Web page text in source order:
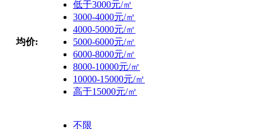
均价:
低于3000元/㎡
3000-4000元/㎡
4000-5000元/㎡
5000-6000元/㎡
6000-8000元/㎡
8000-10000元/㎡
10000-15000元/㎡
高于15000元/㎡
不限